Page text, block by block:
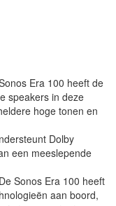
Era 100 heeft de
speakers in deze
hoge tonen en
Dolby
een meeslepende
De Sonos Era 100 heeft
aan boord,